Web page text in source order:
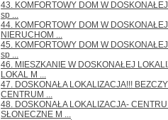
43. KOMFORTOWY DOM W
sp ...
44. KOMFORTOWY DOM W
NIERUCHOM ...
45. KOMFORTOWY DOM W
sp ...
46. MIESZKANIE W DOSKONAŁEJ
LOKAL M ...
47. DOSKONAŁA LOKALIZACJA!!!
CENTRUM ...
48. DOSKONAŁA LOKALIZACJA-
SŁONECZNE M ...